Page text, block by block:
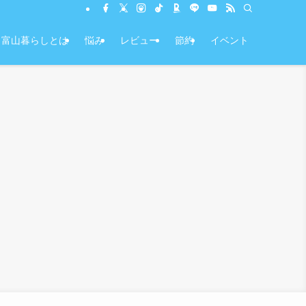
富山暮らしとは 悩み レビュー 節約 イベント